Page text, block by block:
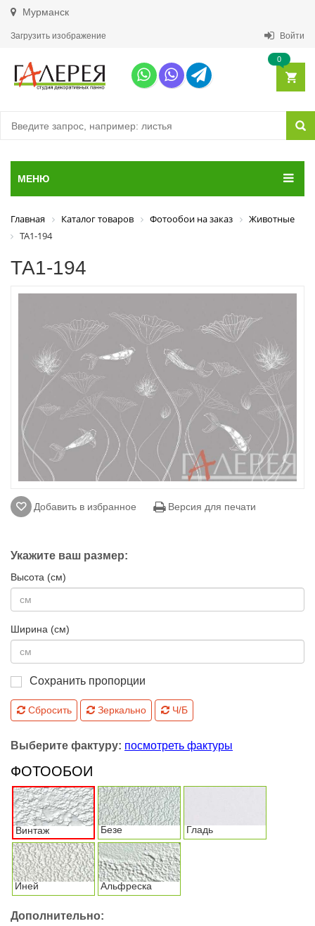
Мурманск
Загрузить изображение Войти
0
МЕНЮ
Главная Каталог товаров Фотообои на заказ
Животные
ТА1-194
ТА1-194
Добавить в избранное Версия для печати
Укажите ваш размер:
Высота (см)
Ширина (см)
Сохранить пропорции
Сбросить Зеркально Ч/Б
Выберите фактуру: посмотреть фактуры
ФОТООБОИ
Винтаж Безе Гладь
Иней Альфреска
Дополнительно: